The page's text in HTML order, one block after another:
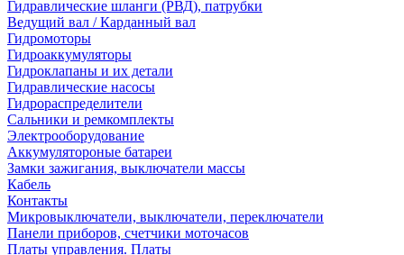
Гидравлические шланги (РВД), патрубки
Ведущий вал / Карданный вал
Гидромоторы
Гидроаккумуляторы
Гидроклапаны и их детали
Гидравлические насосы
Гидрораспределители
Сальники и ремкомплекты
Электрооборудование
Аккумулятороные батареи
Замки зажигания, выключатели массы
Кабель
Контакты
Микровыключатели, выключатели, переключатели
Панели приборов, счетчики моточасов
Платы управления. Платы